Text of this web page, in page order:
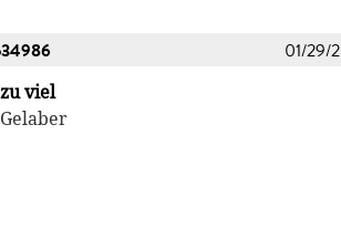
01/29/
zu viel
Gelaber